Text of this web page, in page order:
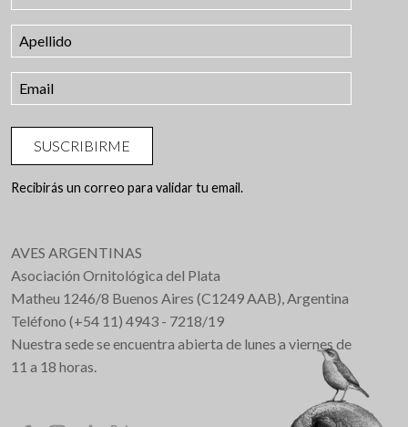
SUSCRIBIRME
Recibirás un correo para validar tu email.
AVES ARGENTINAS
Asociación Ornitológica del Plata
Matheu 1246/8 Buenos Aires (C1249 AAB), Argentina
Teléfono (+54 11) 4943 - 7218/19
Nuestra sede se encuentra abierta de lunes a viernes de
11 a 18 horas.